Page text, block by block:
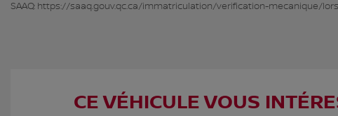
SAAQ: https://saaq.gouv.qc.ca/immatriculation/verification-mecanique/
CE VÉHICULE VOUS